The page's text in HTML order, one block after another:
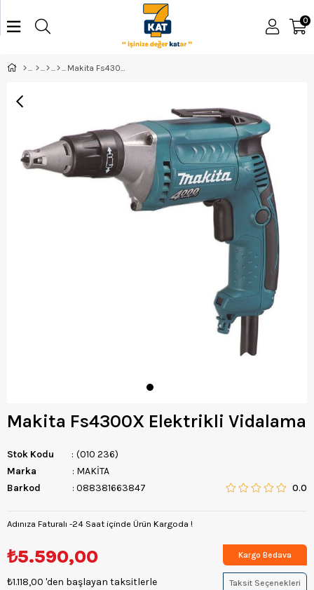
0
Makita Fs4300X Elektrikli Vidalama
Stok Kodu
(010 236)
Marka
: MAKİTA
Barkod
: 088381663847 0.0
Adınıza Faturalı -24 Saat içinde Ürün Kargoda !
₺5.590,00
₺1.118,00 'den başlayan taksitlerle
Kargo Bedava
Taksit Seçenekleri